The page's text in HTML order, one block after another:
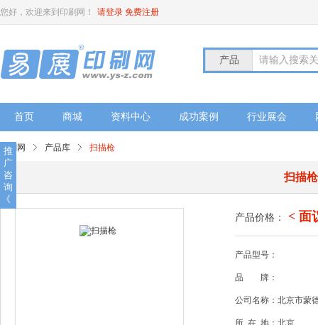
您好，欢迎来到印刷网！ 请登录 免费注册
产品 请输入搜索
首页 商城 资料中心 成功案例 行业展会
印刷网 产品库 扫描枪
扫描枪
产品价格： < 面
产品型号：
品 牌：
公司名称：北京市蒙
所 在 地：北京
推
广
咨
询
《